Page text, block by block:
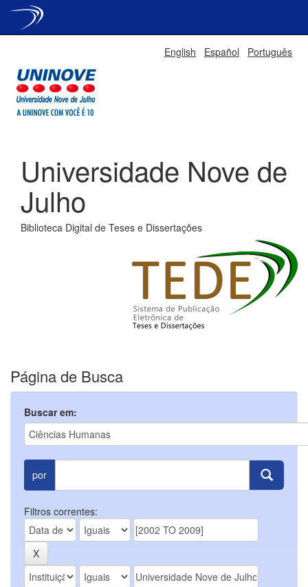
English Español Português
Universidade Nove de
Julho
Biblioteca Digital de Teses e Dissertações
Página de Busca
Buscar em:
por
Filtros correntes: